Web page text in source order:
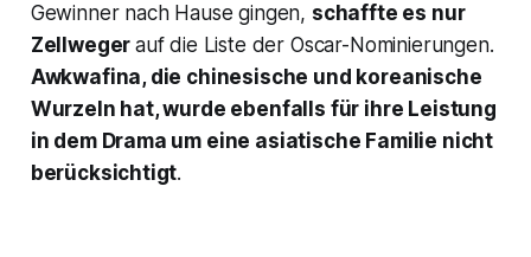
Gewinner nach Hause gingen, schaffte es nur
Zellwegerauf die Liste der Oscar-Nominierungen.
Awkwafina, die chinesische und koreanische
Wurzeln hat, wurde ebenfalls für ihre Leistung
in dem Drama um eine asiatische Familie nicht
berücksichtigt.